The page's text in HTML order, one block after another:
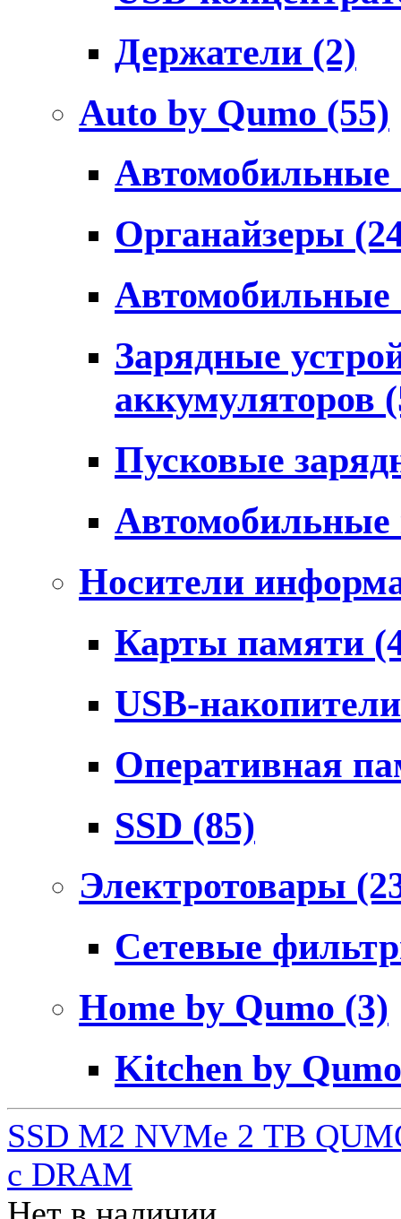
Держатели (2)
Auto by Qumo (55)
Органайзеры
Зарядные
аккумуляторов
Пусковые
Носители
Карты памяти
USB-
Оперативная
SSD (85)
Электротовары
Сетевые
Home by Qumo (3)
Kitchen by
SSD M2 NVMe 2 ТB
c DRAM